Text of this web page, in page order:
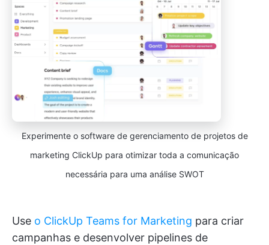
Experimente o software de gerenciamento de projetos de
marketing ClickUp para otimizar toda a comunicação
necessária para uma análise SWOT
Use o ClickUp Teams for Marketing para criar
campanhas e desenvolver pipelines de